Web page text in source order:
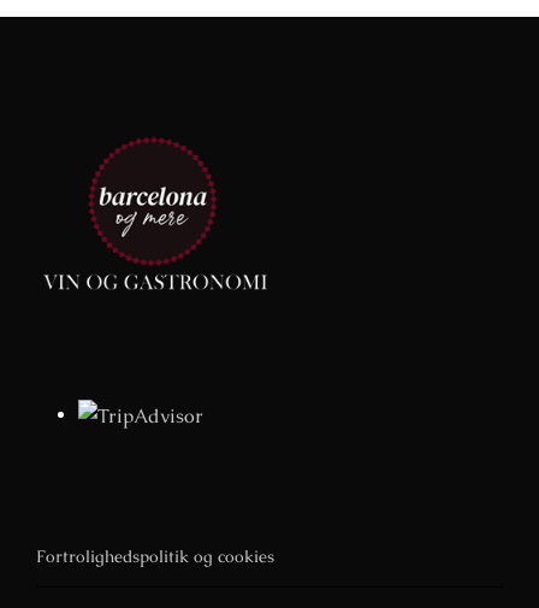
Fortrolighedspolitik og cookies